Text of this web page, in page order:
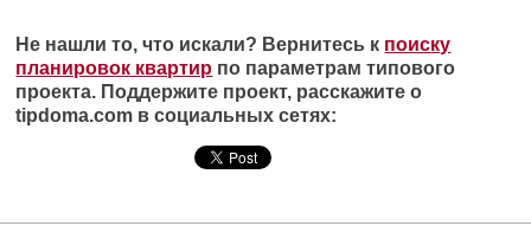
Не нашли то, что искали? Вернитесь к поиску
планировок квартир по параметрам типового
проекта. Поддержите проект, расскажите о
tipdoma.com в социальных сетях: